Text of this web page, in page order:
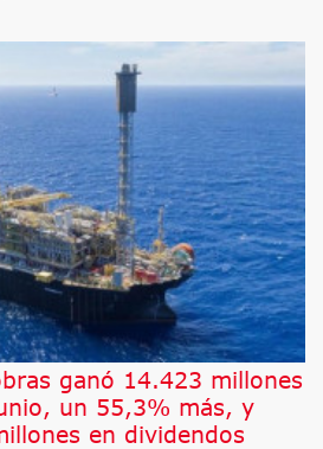
ganó 14.423 millones
un 55,3% más, y
en dividendos